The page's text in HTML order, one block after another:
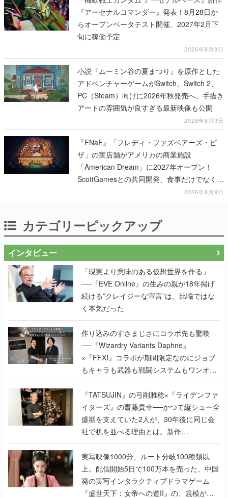
『アーセナルコマンダー』発表！8月28日か
らオープンベータテスト開催、2027年2月下
旬に稼働予定
2026年8月9日
小説『ムーミン谷の夏まつり』を原作とした
アドベンチャーゲームがSwitch、Switch 2、
PC（Steam）向けに2026年秋発売へ。手描き
アートの雰囲気が良すぎる最新映像も公開
2026年8月9日
『FNaF』「フレディ・ファズベアーズ・ピ
ザ」の実店舗がアメリカの商業施設
「American Dream」に2027年オープン！
ScottGamesとの共同開発、食事だけでなくス
テージショーや没入型のホラー体験も楽しめ
2026年8月9日
カテゴリーピックアップ
インタビュー
「現実より意味のある仮想世界を作る」
──『EVE Online』の生みの親が18年掲げ
続ける”クレイジーな宣言”は、比喩ではな
く本気だった
作り込みのすさまじさにコラボ先も驚嘆
──『Wizardry Variants Daphne』
×『FFXI』コラボが期間限定なのにジョブ
もキャラも武器も戦闘システムもワンオフ
で作り込まれた理由を両ディレクターに聞
く
『TATSUJIN』の弓削雅稔×『ライデンファ
イターズ』の齋藤貴幸──かつて縦シュー全
盛期を支えていた2人が、30年後に同じ会
社で机を並べる理由とは。新作
『TATSUJIN EXTREME』で初タッグを組
んだレジェンド2人に訊く開発秘話
実写映像1000分、ルート分岐100種類以
上。配信開始5日で100万本を売った、中国
発の実写インタラクティブドラマゲーム
『盛世天下：女帝への道II』の、規模が違